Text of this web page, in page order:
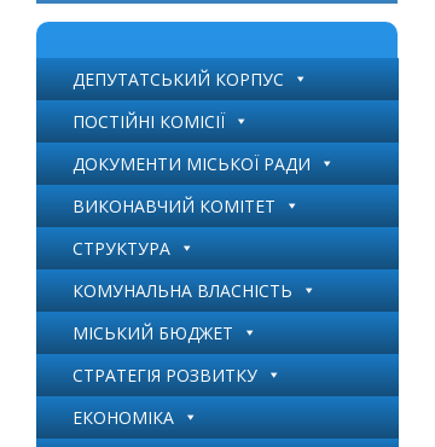
ДЕПУТАТСЬКИЙ КОРПУС
ПОСТІЙНІ КОМІСІЇ
ДОКУМЕНТИ МІСЬКОЇ РАДИ
ВИКОНАВЧИЙ КОМІТЕТ
СТРУКТУРА
КОМУНАЛЬНА ВЛАСНІСТЬ
МІСЬКИЙ БЮДЖЕТ
СТРАТЕГІЯ РОЗВИТКУ
ЕКОНОМІКА